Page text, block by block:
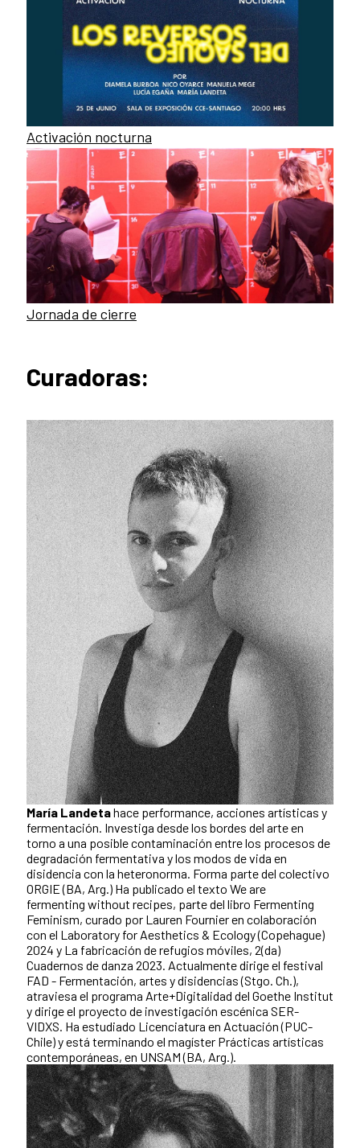
Activación nocturna
Jornada de cierre
Curadoras:
María Landetahace performance, acciones artísticas y
fermentación. Investiga desde los bordes del arte en
torno a una posible contaminación entre los procesos de
degradación fermentativa y los modos de vida en
disidencia con la heteronorma. Forma parte del colectivo
ORGIE (BA, Arg.) Ha publicado el texto We are
fermenting without recipes, parte del libro Fermenting
Feminism, curado por Lauren Fournier en colaboración
con el Laboratory for Aesthetics & Ecology (Copehague)
2024 y La fabricación de refugios móviles, 2(da)
Cuadernos de danza 2023. Actualmente dirige el festival
FAD - Fermentación, artes y disidencias (Stgo. Ch.),
atraviesa el programa Arte+Digitalidad del Goethe Institut
y dirige el proyecto de investigación escénica SER-
VIDXS. Ha estudiado Licenciatura en Actuación (PUC-
Chile) y está terminando el magíster Prácticas artísticas
contemporáneas, en UNSAM (BA, Arg.).